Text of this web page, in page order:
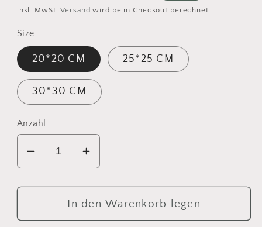
Preis
inkl. MwSt.Versand wird beim Checkout berechnet
Size
20*20 CM 25*25 CM
30*30 CM
Anzahl
Verringere
die
Menge
JOHO
Erhöhe
die
Menge
für
JOHO
In den Warenkorb legen